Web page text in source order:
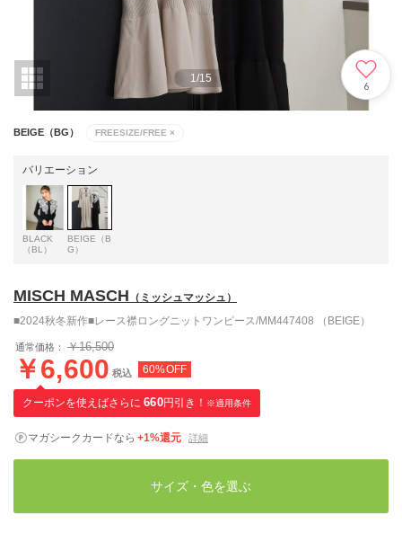
1 /15
6
BEIGE（BG） FREESIZE/FREE ×
バリエーション
BLACK
（BL）
BEIGE（B
G）
MISCH MASCH （ミッシュマッシュ）
■2024秋冬新作■レース襟ロングニットワンピース/MM447408 （BEIGE）
通常価格： ￥16,500
￥6,600 税込 60%OFF
クーポンを使えばさらに 660円引き！ ※適用条件
マガシークカードなら +1%還元 詳細
サイズ・色を選ぶ